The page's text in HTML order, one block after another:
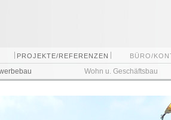
PROJEKTE/REFERENZEN BÜRO/
Wohn u. Geschäftsbau